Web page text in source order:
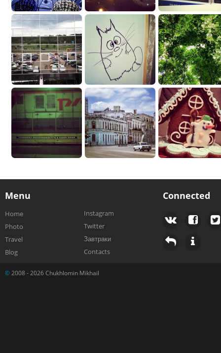
Menu
Home
Photo
Travel
Blog
Instagram
Twitter
Завтраки
Contacts
Connected
© 2008 - 2026 Chukhlomin Mikhail